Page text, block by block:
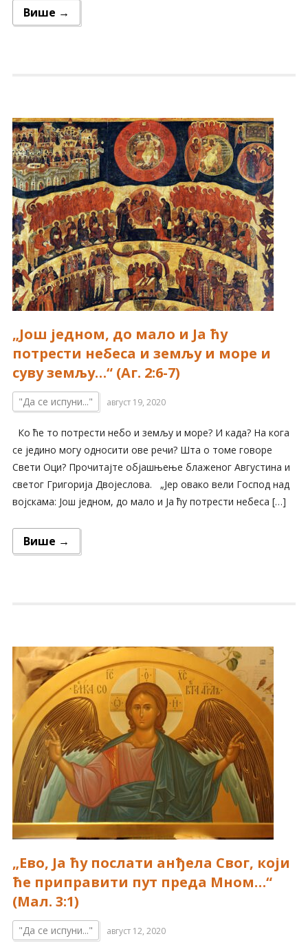
Више →
„Још једном, до мало и Ја ћу
потрести небеса и земљу и море и
суву земљу…“ (Аг. 2:6-7)
"Да се испуни..." август 19, 2020
Ко ће то потрести небо и земљу и море? И када? На кога
се једино могу односити ове речи? Шта о томе говоре
Свети Оци? Прочитајте објашњење блаженог Августина и
светог Григорија Двојеслова. „Јер овако вели Господ над
војскама: Још једном, до мало и Ја ћу потрести небеса […]
Више →
„Ево, Ја ћу послати анђела Свог, који
ће приправити пут преда Мном…“
(Мал. 3:1)
"Да се испуни..." август 12, 2020